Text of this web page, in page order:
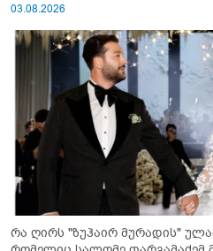
03.08.2026
რა ღირს "ზუჰაირ მურადის" ულამაზესი საქორწინო კაბა,